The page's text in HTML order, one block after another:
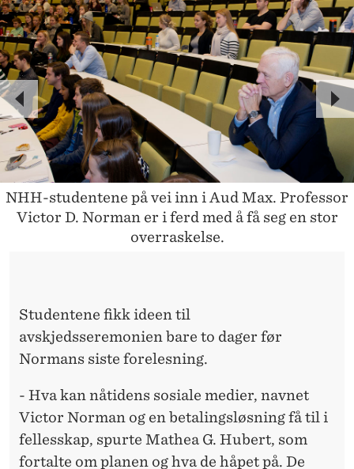
P
R
E
V
I
NHH-studentene på vei inn i Aud Max. Professor
Victor D. Norman er i ferd med å få seg en stor
overraskelse.
N
E
X
T
Studentene fikk ideen til
avskjedsseremonien bare to dager før
Normans siste forelesning.
- Hva kan nåtidens sosiale medier, navnet
Victor Norman og en betalingsløsning få til i
fellesskap, spurte Mathea G. Hubert, som
fortalte om planen og hva de håpet på. De